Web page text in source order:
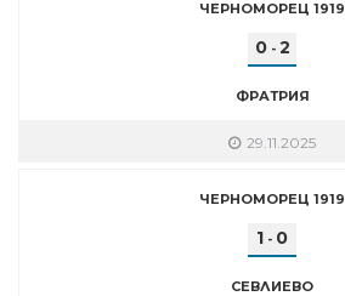
ЧЕРНОМОРЕЦ 1919
0- 2
ФРАТРИЯ
29.11.2025
ЧЕРНОМОРЕЦ 1919
1 - 0
СЕВЛИЕВО